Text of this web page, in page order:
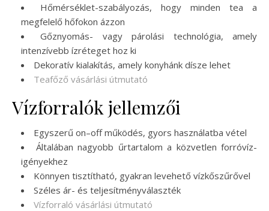
Hőmérséklet-szabályozás, hogy minden tea a
megfelelő hőfokon ázzon
Gőznyomás- vagy párolási technológia, amely
intenzívebb ízréteget hoz ki
Dekoratív kialakítás, amely konyhánk dísze lehet
Teafőző vásárlási útmutató
Vízforralók jellemzői
Egyszerű on–off működés, gyors használatba vétel
Általában nagyobb űrtartalom a közvetlen forróvíz-
igényekhez
Könnyen tisztítható, gyakran levehető vízkőszűrővel
Széles ár- és teljesítményválaszték
Vízforraló vásárlási útmutató